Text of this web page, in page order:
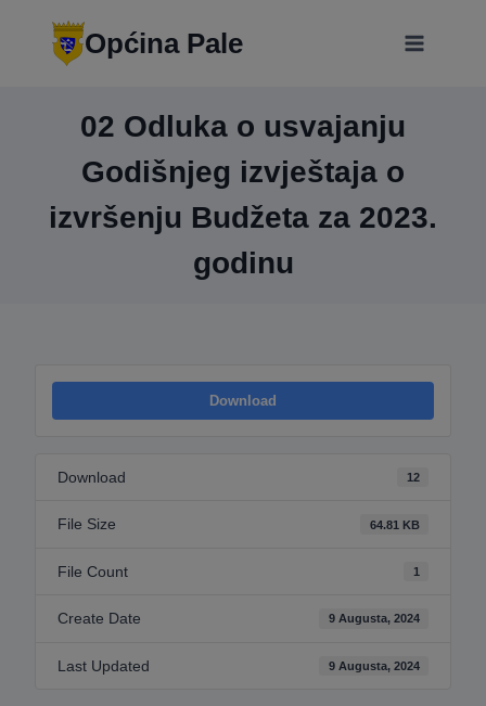
Općina Pale
02 Odluka o usvajanju
Godišnjeg izvještaja o
izvršenju Budžeta za 2023.
godinu
Download
Download 12
File Size 64.81 KB
File Count 1
Create Date 9 Augusta, 2024
Last Updated 9 Augusta, 2024